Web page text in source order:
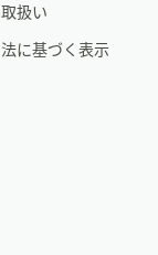
扱い
に基づく表示